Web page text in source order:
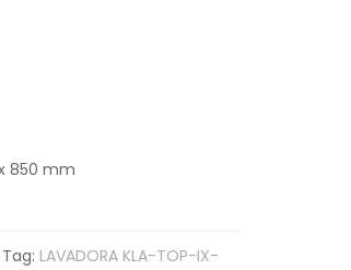
850 mm
Tag: LAVADORA KLA-TOP-IX-